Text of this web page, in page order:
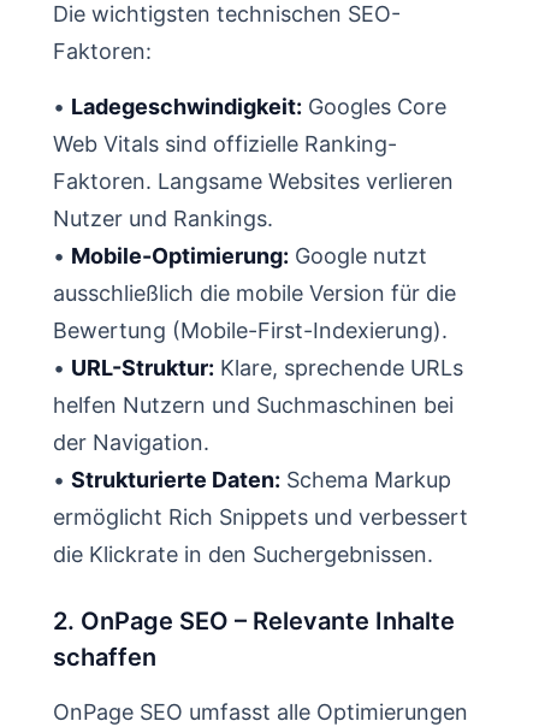
Die wichtigsten technischen SEO-
Faktoren:
• Ladegeschwindigkeit: Googles Core
Web Vitals sind offizielle Ranking-
Faktoren. Langsame Websites verlieren
Nutzer und Rankings.
• Mobile-Optimierung: Google nutzt
ausschließlich die mobile Version für die
Bewertung (Mobile-First-Indexierung).
• URL-Struktur: Klare, sprechende URLs
helfen Nutzern und Suchmaschinen bei
der Navigation.
• Strukturierte Daten: Schema Markup
ermöglicht Rich Snippets und verbessert
die Klickrate in den Suchergebnissen.
2. OnPage SEO – Relevante Inhalte
schaffen
OnPage SEO umfasst alle Optimierungen